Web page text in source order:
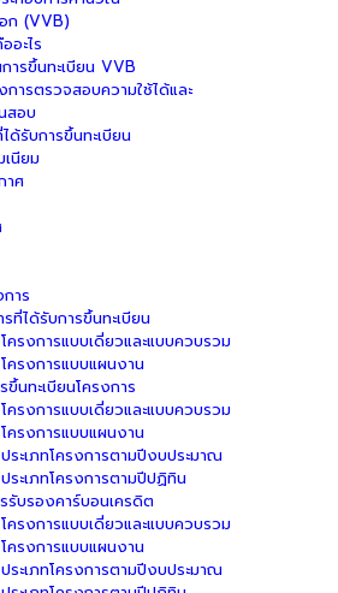
ก (VVB)
อะไร
ารขึ้นทะเบียน VVB
การตรวจสอบความใช้ได้และ
สอบ
ด้รับการขึ้นทะเบียน
เนียม
าศ
าร
ที่ได้รับการขึ้นทะเบียน
โครงการแบบเดี่ยวและแบบควบรวม
โครงการแบบแผนงาน
ขึ้นทะเบียนโครงการ
โครงการแบบเดี่ยวและแบบควบรวม
โครงการแบบแผนงาน
ประเภทโครงการตามปีงบประมาณ
ประเภทโครงการตามปีปฏิทิน
รับรองคาร์บอนเครดิต
โครงการแบบเดี่ยวและแบบควบรวม
โครงการแบบแผนงาน
ประเภทโครงการตามปีงบประมาณ